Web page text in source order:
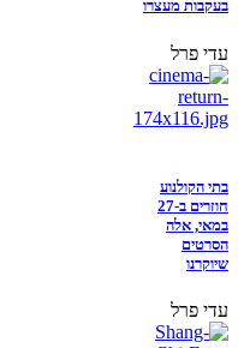
בעקבות מעצרו
עדי פרל
בתי הקולנוע
חוזרים ב-27
במאי, אלה
הסרטים
שיוקרנו
עדי פרל